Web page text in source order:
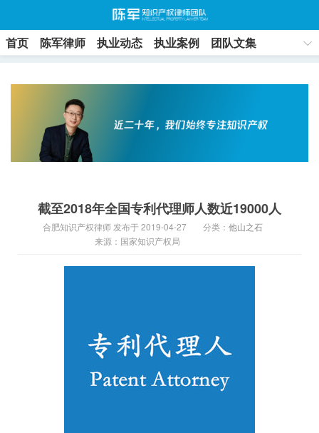
首页 陈军律师 执业动态 执业案例
团队文集
截至2018年全国专利代理师人数近19000人
合肥知识产权律师 发布于 2019-04-27 分类： 他山之石
来源：国家知识产权局